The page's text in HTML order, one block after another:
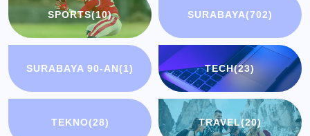
SPORTS(10) SURABAYA(702)
SURABAYA 90-AN(1) TECH(23)
TEKNO(28) TRAVEL(20)